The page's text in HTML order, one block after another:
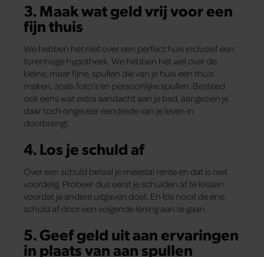
3. Maak wat geld vrij voor een
fijn thuis
We hebben het niet over een perfect huis inclusief een
torenhoge hypotheek. We hebben het wel over de
kleine, maar fijne, spullen die van je huis een thuis
maken, zoals foto’s en persoonlijke spullen. Besteed
ook eens wat extra aandacht aan je bed, aangezien je
daar toch ongeveer eenderde van je leven in
doorbrengt.
4. Los je schuld af
Over een schuld betaal je meestal rente en dat is niet
voordelig. Probeer dus eerst je schulden af te lossen
voordat je andere uitgaven doet. En los nooit de ene
schuld af door een volgende lening aan te gaan.
5. Geef geld uit aan ervaringen
in plaats van aan spullen